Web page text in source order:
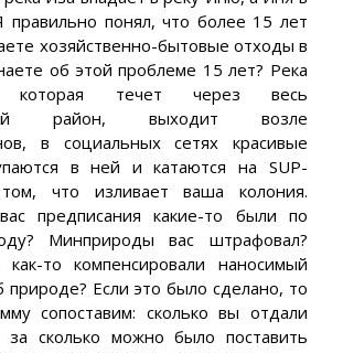
правильно понял, что более 15 лет
хозяйственно-бытовые отходы в
об этой проблеме 15 лет? Река
которая течет через весь
район, выходит возле
в социальных сетях красивые
в ней и катаются на SUP-
что изливает ваша колония.
предписания какие-то были по
Минприроды вас штрафовал?
то компенсировали наносимый
Если это было сделано, то
сопоставим: сколько вы отдали
сколько можно было поставить